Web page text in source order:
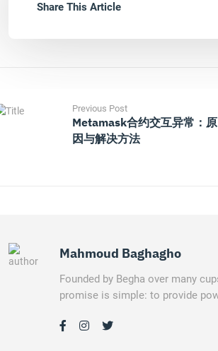
Share This Article
Previous Post
Metamask合约交互异常：原
因与解决方法
Mahmoud Baghagho
Founded by Begha over many
promise is simple: to provide